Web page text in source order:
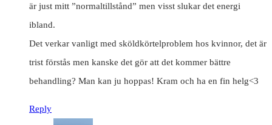
är just mitt ”normaltillstånd” men visst slukar det energi
ibland.
Det verkar vanligt med sköldkörtelproblem hos kvinnor, det är
trist förstås men kanske det gör att det kommer bättre
behandling? Man kan ju hoppas! Kram och ha en fin helg<3
Reply